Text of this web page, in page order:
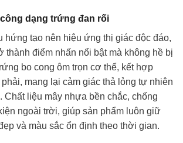
dạng trứng đan rối
hứng tạo nên hiệu ứng thị giác độc đáo,
thành điểm nhấn nổi bật mà không hề bị
bo cong ôm trọn cơ thể, kết hợp
mang lại cảm giác thả lỏng tự nhiên
Chất liệu mây nhựa bền chắc, chống
ngoài trời, giúp sản phẩm luôn giữ
và màu sắc ổn định theo thời gian.